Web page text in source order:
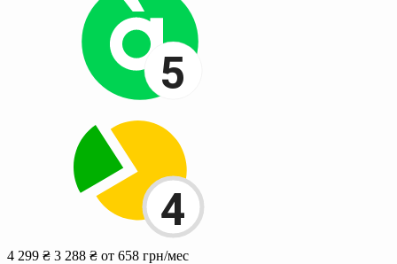
4 299 ₴ 3 288 ₴ от 658 грн/мес